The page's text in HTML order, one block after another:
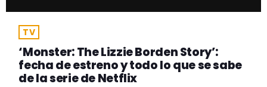
TV
‘Monster: The Lizzie Borden Story’:
fecha de estreno y todo lo que se sabe
de la serie de Netflix